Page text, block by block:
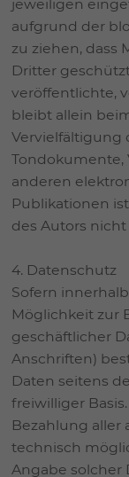
jeweiligen
aufgrund der
zu ziehen, dass
Dritter
veröffentlichte,
bleibt allein
Vervielfältigung
Tondokumente,
anderen
Publikationen
des Autors
4. Datenschutz
Sofern
Möglichkeit zur
geschäftlicher
Anschriften)
Daten seitens
freiwilliger
Bezahlung aller
technisch
Angabe solcher